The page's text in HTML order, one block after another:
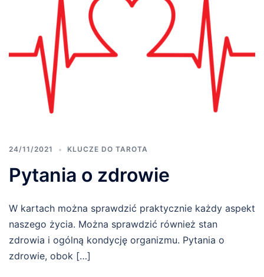
24/11/2021 KLUCZE DO TAROTA
Pytania o zdrowie
W kartach można sprawdzić praktycznie każdy aspekt
naszego życia. Można sprawdzić również stan
zdrowia i ogólną kondycję organizmu. Pytania o
zdrowie, obok […]